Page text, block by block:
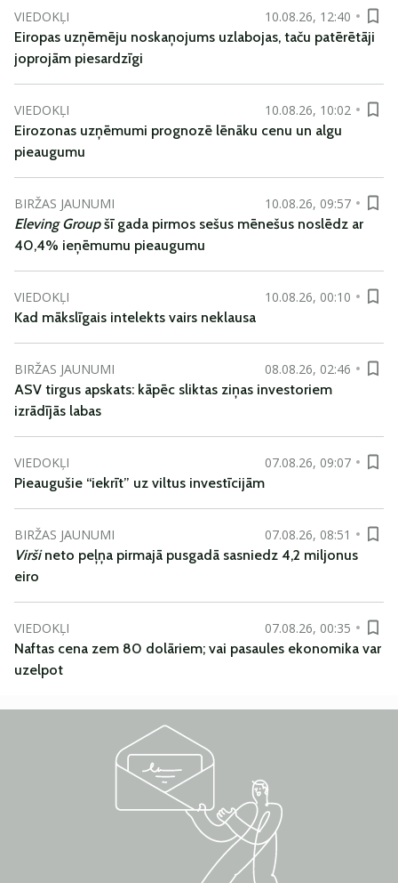
VIEDOKĻI
10.08.26, 12:40
Eiropas uzņēmēju noskaņojums uzlabojas, taču patērētāji
joprojām piesardzīgi
VIEDOKĻI
10.08.26, 10:02
Eirozonas uzņēmumi prognozē lēnāku cenu un algu
pieaugumu
BIRŽAS JAUNUMI
10.08.26, 09:57
Eleving Groupšī gada pirmos sešus mēnešus noslēdz ar
40,4% ieņēmumu pieaugumu
VIEDOKĻI
10.08.26, 00:10
Kad mākslīgais intelekts vairs neklausa
BIRŽAS JAUNUMI
08.08.26, 02:46
ASV tirgus apskats: kāpēc sliktas ziņas investoriem
izrādījās labas
VIEDOKĻI
07.08.26, 09:07
Pieaugušie “iekrīt” uz viltus investīcijām
BIRŽAS JAUNUMI
07.08.26, 08:51
Viršineto peļņa pirmajā pusgadā sasniedz 4,2 miljonus
eiro
VIEDOKĻI
07.08.26, 00:35
Naftas cena zem 80 dolāriem; vai pasaules ekonomika var
uzelpot